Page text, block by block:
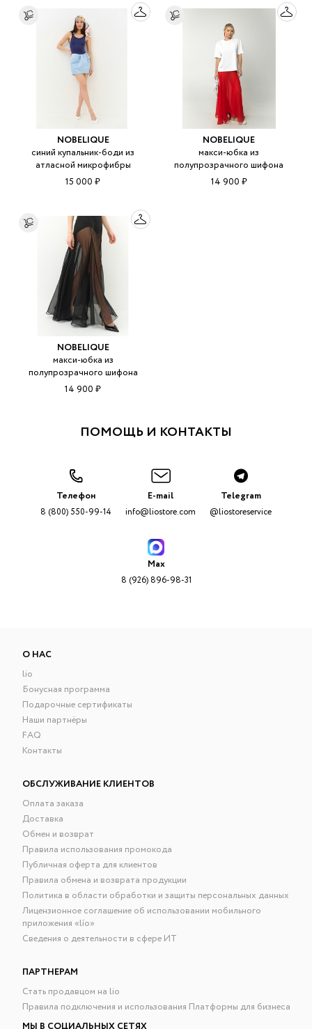
NOBELIQUE
синий купальник-боди из
атласной микрофибры
15 000 ₽
NOBELIQUE
макси-юбка из
полупрозрачного шифона
14 900 ₽
NOBELIQUE
макси-юбка из
полупрозрачного шифона
14 900 ₽
ПОМОЩЬ И КОНТАКТЫ
Телефон
8 (800) 550-99-14
E-mail
info@liostore.com
Telegram
@liostoreservice
Max
8 (926) 896-98-31
О НАС
lio
Бонусная программа
Подарочные сертификаты
Наши партнёры
FAQ
Контакты
ОБСЛУЖИВАНИЕ КЛИЕНТОВ
Оплата заказа
Доставка
Обмен и возврат
Правила использования промокода
Публичная оферта для клиентов
Правила обмена и возврата продукции
Политика в области обработки и защиты персональных данных
Лицензионное соглашение об использовании мобильного
приложения «lío»
Сведения о деятельности в сфере ИТ
ПАРТНЕРАМ
Стать продавцом на lio
Правила подключения и использования Платформы для бизнеса